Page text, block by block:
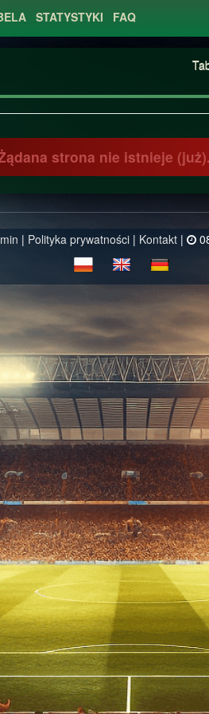
STATYSTYKI FAQ
strona nie istnieje
| Polityka prywatności | Kontakt |